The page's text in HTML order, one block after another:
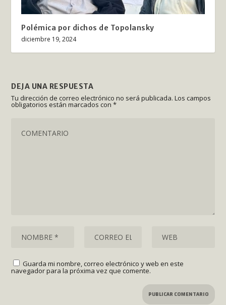
Polémica por dichos de Topolansky
diciembre 19, 2024
DEJA UNA RESPUESTA
Tu dirección de correo electrónico no será publicada. Los campos
obligatorios están marcados con*
Guarda mi nombre, correo electrónico y web en este
navegador para la próxima vez que comente.